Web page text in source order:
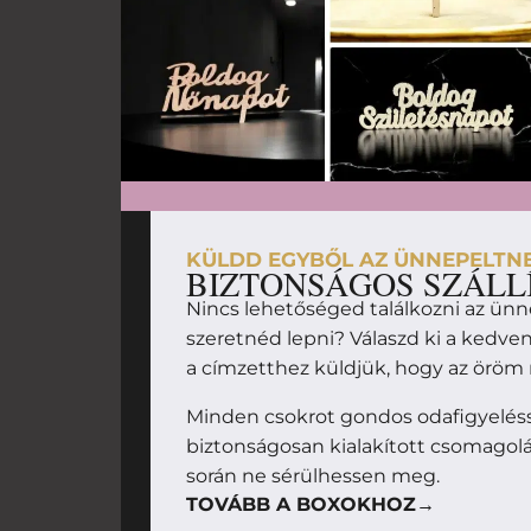
KÜLDD EGYBŐL AZ
BIZTONSÁGOS
Nincs lehetőséged találkozni az
szeretnéd lepni? Válaszd ki a
a címzetthez küldjük, hogy az
Minden csokrot gondos
biztonságosan kialakított
során ne sérülhessen meg.
TOVÁBB A BOXOKHOZ→